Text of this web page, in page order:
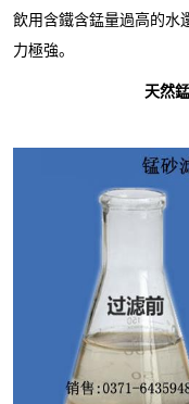
飲用含鐵含錳量過高的水
力極強。
天然